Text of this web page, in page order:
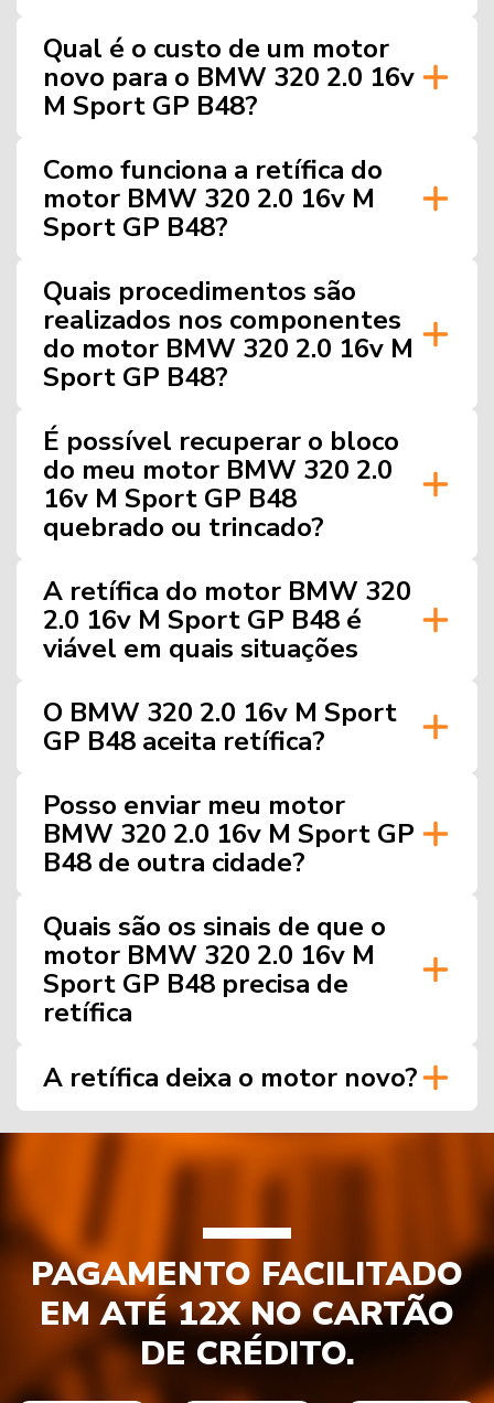
Qual é o custo de um motor
novo para o BMW 320 2.0 16v
M Sport GP B48?
Como funciona a retífica do
motor BMW 320 2.0 16v M
Sport GP B48?
Quais procedimentos são
realizados nos componentes
do motor BMW 320 2.0 16v M
Sport GP B48?
É possível recuperar o bloco
do meu motor BMW 320 2.0
16v M Sport GP B48
quebrado ou trincado?
A retífica do motor BMW 320
2.0 16v M Sport GP B48 é
viável em quais situações
O BMW 320 2.0 16v M Sport
GP B48 aceita retífica?
Posso enviar meu motor
BMW 320 2.0 16v M Sport GP
B48 de outra cidade?
Quais são os sinais de que o
motor BMW 320 2.0 16v M
Sport GP B48 precisa de
retífica
A retífica deixa o motor novo?
PAGAMENTO FACILITADO
EM ATÉ 12X NO CARTÃO
DE CRÉDITO.